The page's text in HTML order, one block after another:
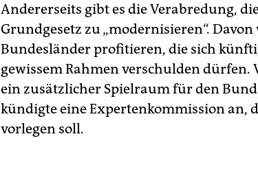
Andererseits gibt es die Verabredung,
Grundgesetz zu „modernisieren“.
Bundesländer profitieren, die sich
gewissem Rahmen verschulden dürfen.
ein zusätzlicher Spielraum für den
kündigte eine Expertenkommission an,
vorlegen soll.